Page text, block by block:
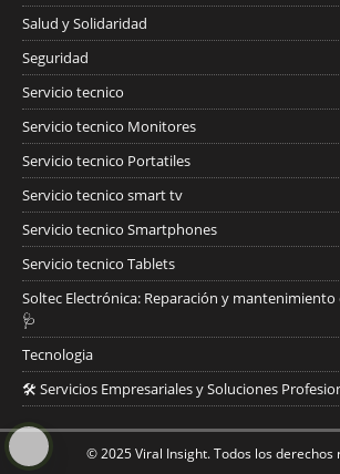
Salud y Solidaridad
Seguridad
Servicio tecnico
Servicio tecnico Monitores
Servicio tecnico Portatiles
Servicio tecnico smart tv
Servicio tecnico Smartphones
Servicio tecnico Tablets
Soltec Electrónica: Reparación y
🩺
Tecnologia
🛠️ Servicios Empresariales y Soluciones
© 2025 Viral Insight. Todos los derechos